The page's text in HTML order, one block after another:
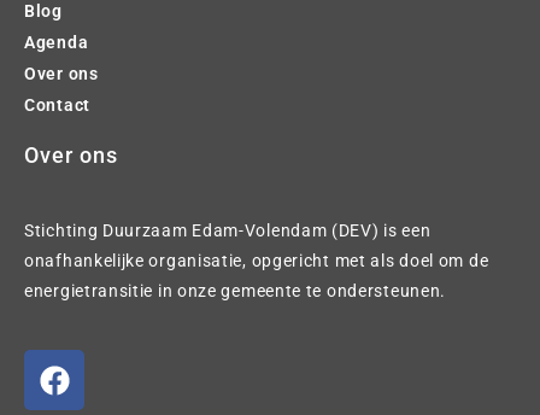
Blog
Agenda
Over ons
Contact
Over ons
Stichting Duurzaam Edam-Volendam (DEV) is een
onafhankelijke organisatie, opgericht met als doel om de
energietransitie in onze gemeente te ondersteunen.